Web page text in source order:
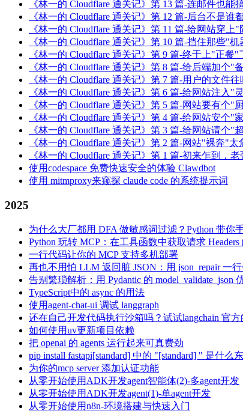
《林一的 Cloudflare 通关记》第 13 篇-连邮件也
《林一的 Cloudflare 通关记》第 12 篇-后台不是
《林一的 Cloudflare 通关记》第 11 篇-给网站穿
《林一的 Cloudflare 通关记》第 10 篇-挡住那些"
《林一的 Cloudflare 通关记》第 9 篇-终于上"正
《林一的 Cloudflare 通关记》第 8 篇-给后端加
《林一的 Cloudflare 通关记》第 7 篇-用户的文件
《林一的 Cloudflare 通关记》第 6 篇-给网站注入
《林一的 Cloudflare 通关记》第 5 篇-网站要有个
《林一的 Cloudflare 通关记》第 4 篇-给网站安个
《林一的 Cloudflare 通关记》第 3 篇-给网站请
《林一的 Cloudflare 通关记》第 2 篇-网站"裸奔"
《林一的 Cloudflare 通关记》第 1 篇-初来乍到
使用codespace 免费快速安全的体验 Clawdbot
使用 mitmproxy来窥探 claude code 的系统提示词
2025
为什么大厂都用 DFA 做敏感词过滤？Python 带你
Python 玩转 MCP：在工具函数中获取请求
一行代码让你的 MCP 支持多机部署
再也不用怕 LLM 返回脏 JSON：用 json_repair 一
告别繁琐解析：用 Pydantic 的 model_validate_json
TypeScript中的 async 的用法
使用agent-chat-ui 调试 langgraph
还在自己开发代码执行沙箱吗？试试langchain 官
如何使用uv更新项目依赖
把 openai 的 agents 运行起来可真费劲
pip install fastapi[standard] 中的 "[standard] " 是什么
为你的mcp server 添加认证功能
从零开始使用ADK开发agent智能体(2)-多agent开发
从零开始使用ADK开发agent(1)-单agent开发
从零开始使用n8n-环境搭建与快速入门